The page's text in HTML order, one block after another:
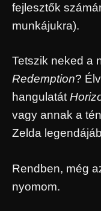
fejlesztők
munkájukra).
Tetszik neked a
Redemption?
hangulatát
vagy annak a
Zelda
Rendben, még
nyomom.